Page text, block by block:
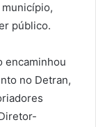
público.
encaminhou
no Detran,